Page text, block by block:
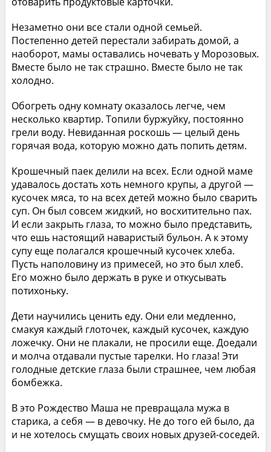
Незаметно они все стали одной семьей.
Постепенно детей перестали забирать домой, а
наоборот, мамы оставались ночевать у Морозовых.
Вместе было не так страшно. Вместе было не так
холодно.
Обогреть одну комнату оказалось легче, чем
несколько квартир. Топили буржуйку, постоянно
грели воду. Невиданная роскошь — целый день
горячая вода, которую можно дать попить детям.
Крошечный паек делили на всех. Если одной маме
удавалось достать хоть немного крупы, а другой —
кусочек мяса, то на всех детей можно было сварить
суп. Он был совсем жидкий, но восхитительно пах.
И если закрыть глаза, то можно было представить,
что ешь настоящий наваристый бульон. А к этому
супу еще полагался крошечный кусочек хлеба.
Пусть наполовину из примесей, но это был хлеб.
Его можно было держать в руке и откусывать
потихоньку.
Дети научились ценить еду. Они ели медленно,
смакуя каждый глоточек, каждый кусочек, каждую
ложечку. Они не плакали, не просили еще. Доедали
и молча отдавали пустые тарелки. Но глаза! Эти
голодные детские глаза были страшнее, чем любая
бомбежка.
В это Рождество Маша не превращала мужа в
старика, а себя — в девочку. Не до того ей было, да
и не хотелось смущать своих новых друзей-соседей.